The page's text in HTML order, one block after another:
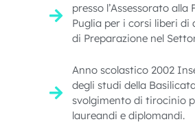
presso l’Assessorato
Puglia per i corsi liberi
di Preparazione nel
Anno scolastico 2002
degli studi della
svolgimento di tirocinio
laureandi e diplomandi.